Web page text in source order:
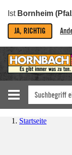
Ist Bornheim
JA, RICHTIG
Startseite